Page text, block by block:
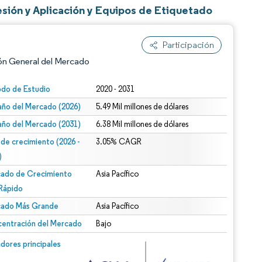
y Aplicación y Equipos de Etiquetado
Participación
General del Mercado
de Estudio 2020 - 2031
del Mercado (2026) 5.49 Mil millones de dólares
del Mercado (2031) 6.38 Mil millones de dólares
de crecimiento (2026 -
3.05% CAGR
de Crecimiento
Asia Pacífico
Más Grande Asia Pacífico
del Mercado Bajo
principales
© Mordor Intelligence. El uso requiere atribución según CC BY 4.0.
CC BY 4.0.